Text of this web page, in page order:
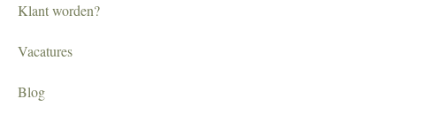
Klant worden?
Vacatures
Blog